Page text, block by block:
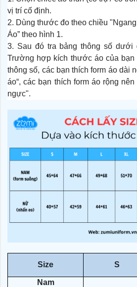
vị trí cố định.
2. Dùng thước đo theo chiều
Áo” theo hình 1.
3. Sau đó tra bảng thông số dưới
Trường hợp kích thước áo của
thông số, các bạn thích form áo dài
áo“, các bạn thích form áo rộng
ngực".
Size S
Nam